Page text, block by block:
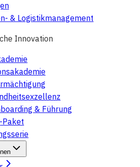
& Logistikmanagement
Innovation
& Führung
Paket